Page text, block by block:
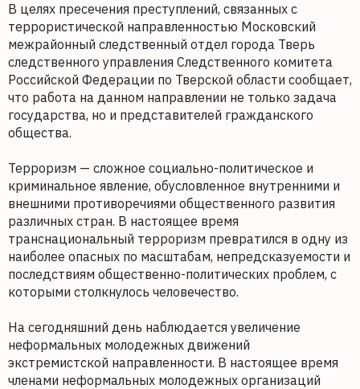
В целях пресечения преступлений, связанных с
террористической направленностью Московский
межрайонный следственный отдел города Тверь
следственного управления Следственного комитета
Российской Федерации по Тверской области сообщает,
что работа на данном направлении не только задача
государства, но и представителей гражданского
общества.
Терроризм — сложное социально-политическое и
криминальное явление, обусловленное внутренними и
внешними противоречиями общественного развития
различных стран. В настоящее время
транснациональный терроризм превратился в одну из
наиболее опасных по масштабам, непредсказуемости и
последствиям общественно-политических проблем, с
которыми столкнулось человечество.
На сегодняшний день наблюдается увеличение
неформальных молодежных движений
экстремистской направленности. В настоящее время
членами неформальных молодежных организаций